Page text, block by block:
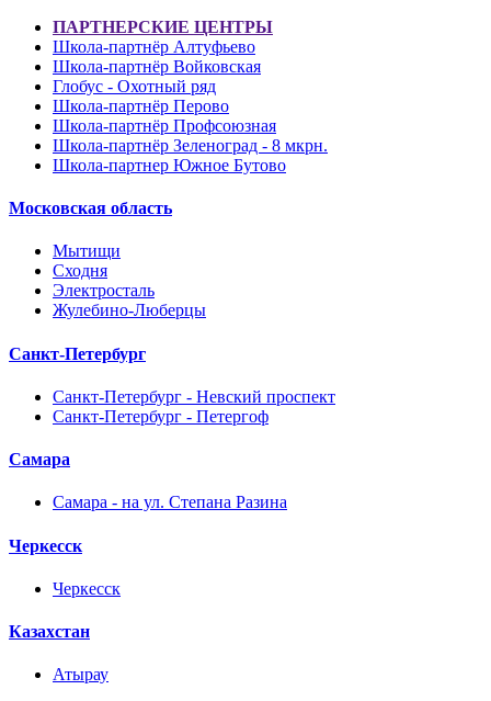
ПАРТНЕРСКИЕ ЦЕНТРЫ
Школа-партнёр Алтуфьево
Школа-партнёр Войковская
Глобус - Охотный ряд
Школа-партнёр Перово
Школа-партнёр Профсоюзная
Школа-партнёр Зеленоград - 8 мкрн.
Школа-партнер Южное Бутово
Московская область
Мытищи
Сходня
Электросталь
Жулебино-Люберцы
Санкт-Петербург
Санкт-Петербург - Невский проспект
Санкт-Петербург - Петергоф
Самара
Самара - на ул. Степана Разина
Черкесск
Черкесск
Казахстан
Атырау